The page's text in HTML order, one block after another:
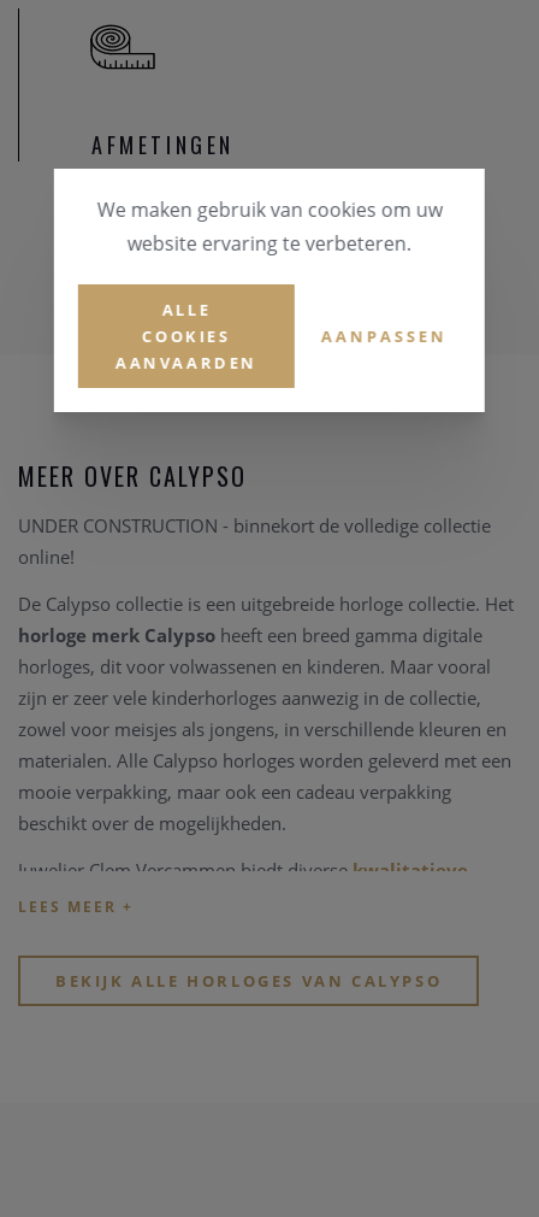
AFMETINGEN
MEER OVER CALYPSO
UNDER CONSTRUCTION - binnekort de volledige collectie
online!
De Calypso collectie is een uitgebreide horloge collectie. Het
horloge merk Calypso heeft een breed gamma digitale
horloges, dit voor volwassenen en kinderen. Maar vooral
zijn er zeer vele kinderhorloges aanwezig in de collectie,
zowel voor meisjes als jongens, in verschillende kleuren en
materialen. Alle Calypso horloges worden geleverd met een
mooie verpakking, maar ook een cadeau verpakking
beschikt over de mogelijkheden.
Juwelier Clem Vercammen biedt diverse kwalitatieve
horloge merken
Heeft u verder vragen over de Calypso collectie, bent u
opzoek naar een speciaal Calypso horloge, neem snel
BEKIJK ALLE HORLOGES VAN CALYPSO
We maken gebruik van cookies om uw
website ervaring te verbeteren.
ALLE
COOKIES
AANVAARDEN
AANPASSEN